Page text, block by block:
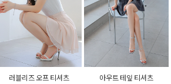
러블리즈 오프 티셔츠
아우트 테잎 티셔츠